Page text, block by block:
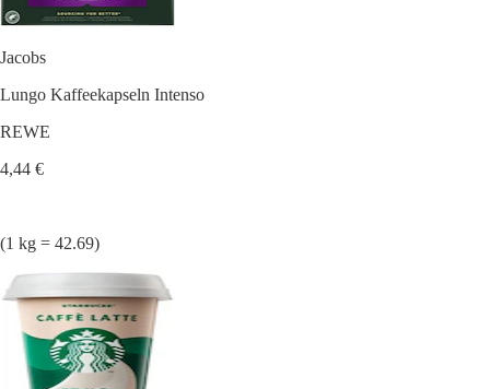
Jacobs
Lungo Kaffeekapseln Intenso
REWE
4,44 €
(1 kg = 42.69)